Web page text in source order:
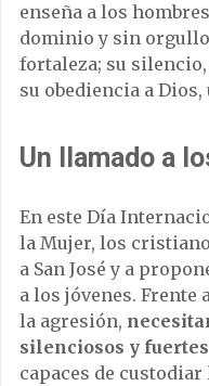
enseña a los
dominio y sin
fortaleza; su
su obediencia a
Un llamado a
En este Día
la Mujer, los
a San José y a
a los jóvenes. Frente
la agresión,
silenciosos y
capaces de